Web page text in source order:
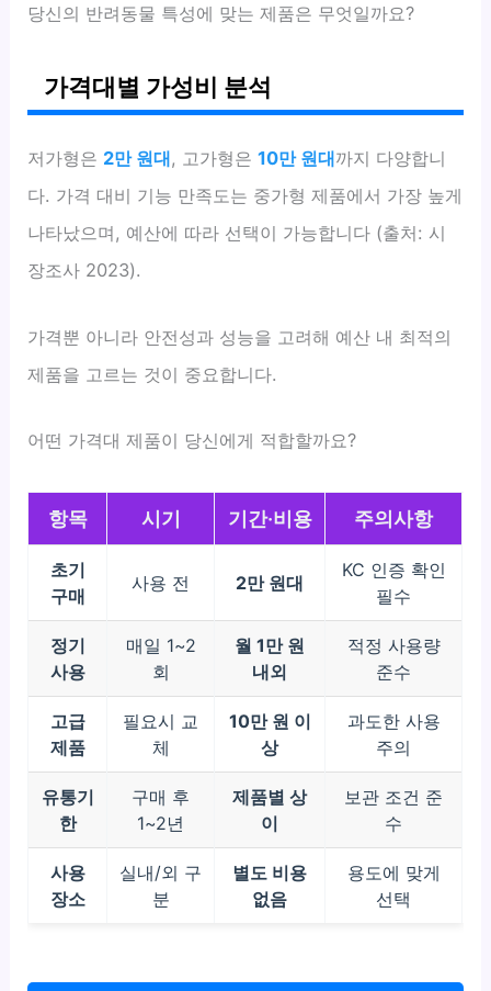
당신의 반려동물 특성에 맞는 제품은 무엇일까요?
가격대별 가성비 분석
저가형은 2만 원대, 고가형은10만 원대까지 다양합니
다. 가격 대비 기능 만족도는 중가형 제품에서 가장 높게
나타났으며, 예산에 따라 선택이 가능합니다 (출처: 시
장조사 2023).
가격뿐 아니라 안전성과 성능을 고려해 예산 내 최적의
제품을 고르는 것이 중요합니다.
어떤 가격대 제품이 당신에게 적합할까요?
항목 시기 기간·비용 주의사항
초기
구매
사용 전 2만 원대
KC 인증 확인
필수
정기
사용
매일 1~2
회
월 1만 원
내외
적정 사용량
준수
고급
제품
필요시 교
체
10만 원 이
상
과도한 사용
주의
유통기
한
구매 후
1~2년
제품별 상
이
보관 조건 준
수
사용
장소
실내/외 구
분
별도 비용
없음
용도에 맞게
선택